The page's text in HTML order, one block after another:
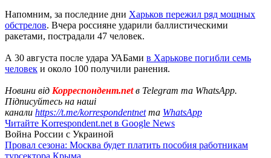
Напомним, за последние дни Харьков пережил ряд мощных
обстрелов. Вчера россияне ударили баллистическими
ракетами, пострадали 47 человек.
А 30 августа после удара УАБами в Харькове погибли семь
человек и около 100 получили ранения.
Новини від Корреспондент.netв Telegram та WhatsApp.
Підписуйтесь на наші
канали https://t.me/korrespondentnetта WhatsApp
Читайте Korrespondent.net в Google News
Война России с Украиной
Провал сезона: Москва будет платить пособия работникам
турсектора Крыма